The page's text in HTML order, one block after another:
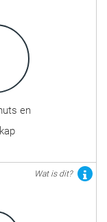
en
Wat is dit?